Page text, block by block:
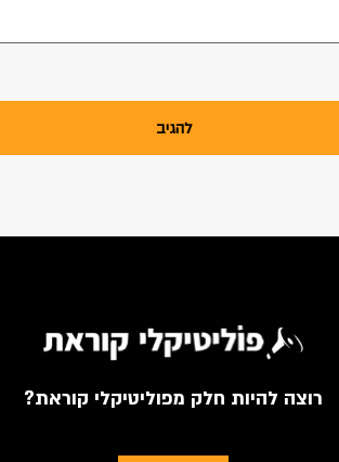
רוצה להיות חלק מפוליטיקלי קוראת?